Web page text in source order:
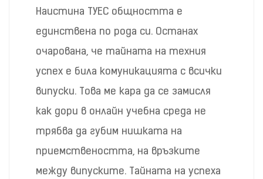
Наистина ТУЕС общността е
единствена по рода си. Останах
очарована, че тайната на техния
успех е била комуникацията с всички
випуски. Това ме кара да се замисля
как дори в онлайн учебна среда не
трябва да губим нишката на
приемствеността, на връзките
между випуските. Тайната на успеха